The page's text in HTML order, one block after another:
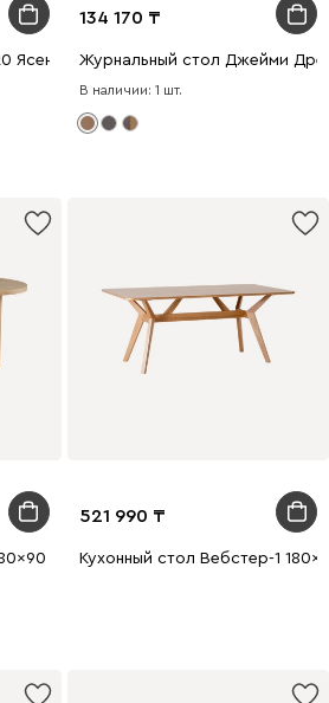
Ясень натуральный
134 170
Журнальный стол Джейми
В наличии: 1 шт.
Ясень натуральный
521 990
Кухонный стол Вебстер-1